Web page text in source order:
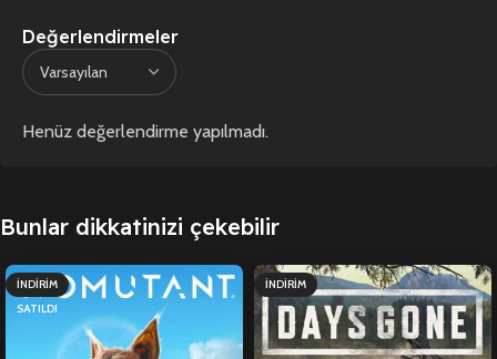
Değerlendirmeler
Henüz değerlendirme yapılmadı.
Bunlar dikkatinizi çekebilir
İNDIRIM
SATILDI
İNDIRIM